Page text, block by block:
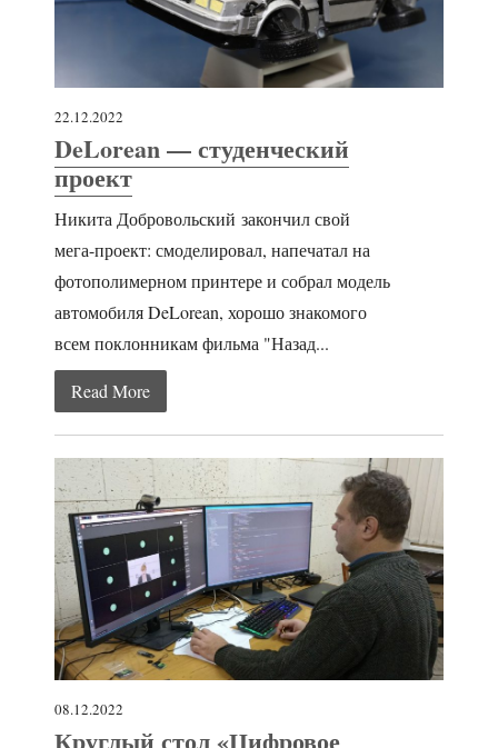
22.12.2022
DeLorean — студенческий
проект
Никита Добровольский закончил свой
мега-проект: смоделировал, напечатал на
фотополимерном принтере и собрал модель
автомобиля DeLorean, хорошо знакомого
всем поклонникам фильма "Назад...
Read More
08.12.2022